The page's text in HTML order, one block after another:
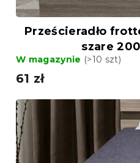
w
Prześcieradło
szare
W magazynie (>10 szt)
61 zł